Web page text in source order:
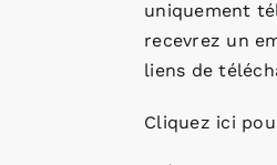
uniquement
recevrez un
liens de
Cliquez ici